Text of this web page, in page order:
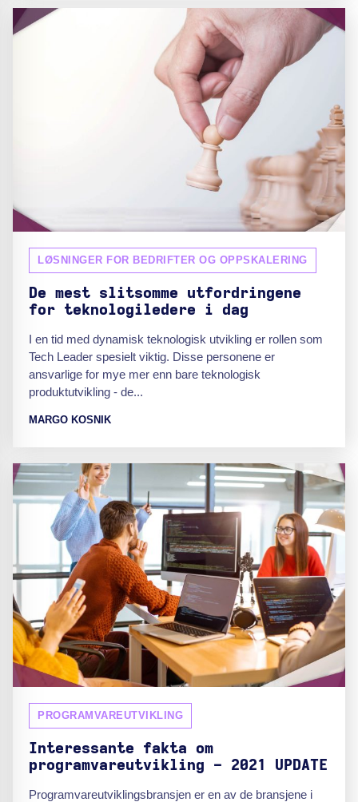
LØSNINGER FOR BEDRIFTER OG OPPSKALERING
De mest slitsomme utfordringene
for teknologiledere i dag
I en tid med dynamisk teknologisk utvikling er rollen som
Tech Leader spesielt viktig. Disse personene er
ansvarlige for mye mer enn bare teknologisk
produktutvikling - de...
MARGO KOSNIK
PROGRAMVAREUTVIKLING
Interessante fakta om
programvareutvikling - 2021 UPDATE
Programvareutviklingsbransjen er en av de bransjene i